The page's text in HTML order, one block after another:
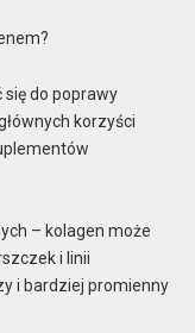
do poprawy
korzyści
– kolagen może
i linii
i bardziej promienny